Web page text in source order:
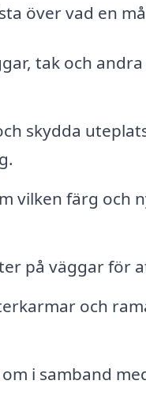
över vad en
tak och
skydda
vilken färg och
på väggar för
och
om i samband